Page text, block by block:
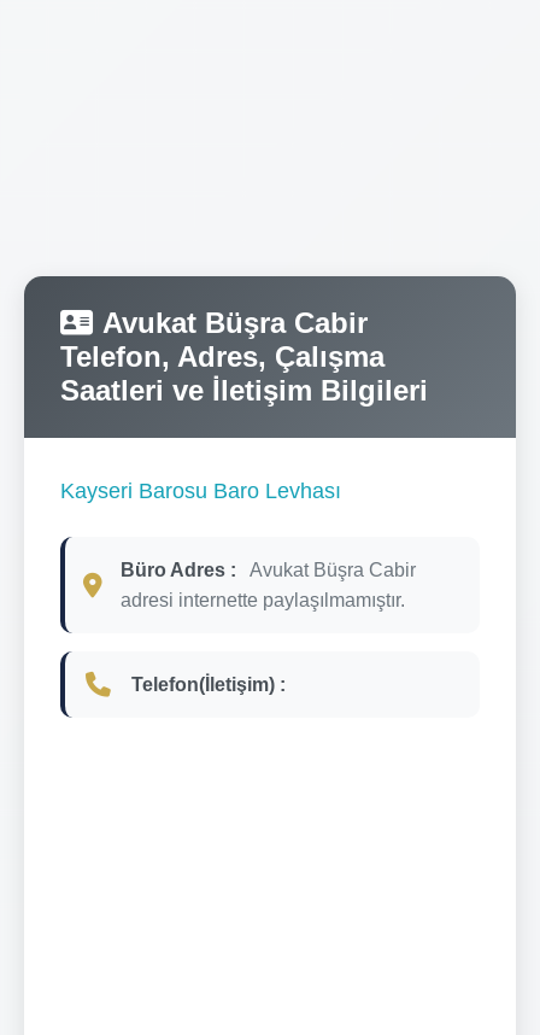
Avukat Büşra Cabir
Telefon, Adres, Çalışma
Saatleri ve İletişim Bilgileri
Kayseri Barosu Baro Levhası
Büro Adres :
Avukat Büşra Cabir
adresi internette paylaşılmamıştır.
Telefon(İletişim) :